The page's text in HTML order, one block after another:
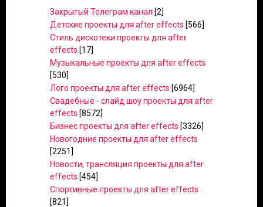
Закрытый Телеграм канал [2]
Детские проекты для after effects [566]
Стиль дискотеки проекты для after
effects [17]
Музыкальные проекты для after effects
[530]
Лого проекты для after effects [6964]
Свадебные - слайд шоу проекты для after
effects [8572]
Бизнес проекты для after effects [3326]
Новогодние проекты для after effects
[2251]
Новости, трансляция проекты для after
effects [454]
Спортивные проекты для after effects
[821]